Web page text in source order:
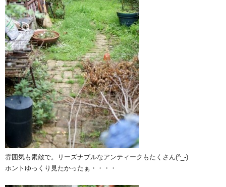
雰囲気も素敵で。リーズナブルなアンティークもたくさん(^_-)
ホントゆっくり見たかったぁ・・・・